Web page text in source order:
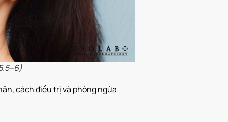
cách điều trị và phòng ngừa